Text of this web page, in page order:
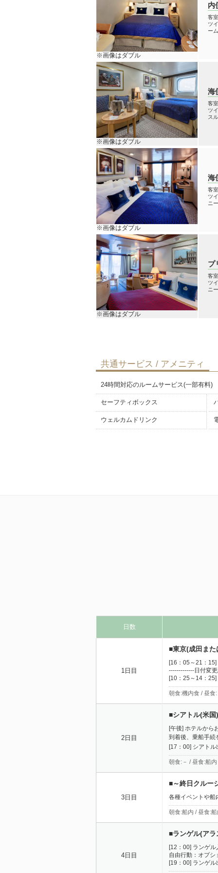
※画像はダブル
内
客
ツ
ー
※画像はダブル
海
客
ツ
ス
※画像はダブル
海
客
ツ
ニ
※画像はダブル
プ
客
ツ
ニ
共通サービス / アメニティ
24時間対応のルームサービス(一部有料)
セーフティボックス
ウェルカムドリンク
日数
1日目
■東京(成田ま
[16：05～21：
-------------日付変
[10：25～14：25]
朝食:機内食 / 昼食
2日目
■シアトル(米国)
[午後] ホテルから
到着後、乗船手続
[17：00] シアトル
朝食:－ / 昼食:船
3日目
■～終日クルー
各種イベントや船
朝食:船内 / 昼食:
4日目
■ランゲル(ア
[12：00] ランゲル
自由行動：オプシ
[19：00] ランゲル